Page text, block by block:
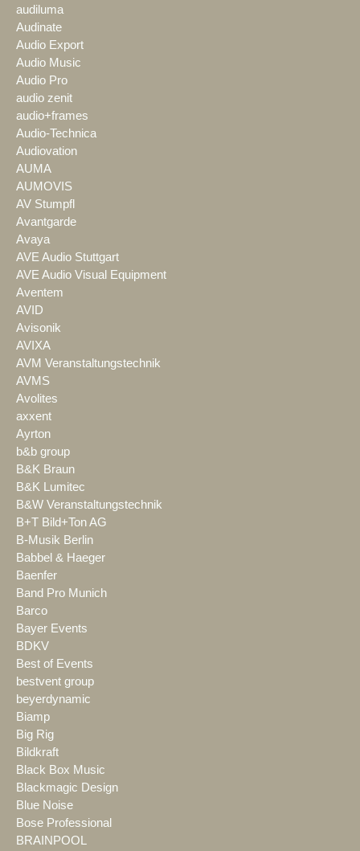
audiluma
Audinate
Audio Export
Audio Music
Audio Pro
audio zenit
audio+frames
Audio-Technica
Audiovation
AUMA
AUMOVIS
AV Stumpfl
Avantgarde
Avaya
AVE Audio Stuttgart
AVE Audio Visual Equipment
Aventem
AVID
Avisonik
AVIXA
AVM Veranstaltungstechnik
AVMS
Avolites
axxent
Ayrton
b&b group
B&K Braun
B&K Lumitec
B&W Veranstaltungstechnik
B+T Bild+Ton AG
B-Musik Berlin
Babbel & Haeger
Baenfer
Band Pro Munich
Barco
Bayer Events
BDKV
Best of Events
bestvent group
beyerdynamic
Biamp
Big Rig
Bildkraft
Black Box Music
Blackmagic Design
Blue Noise
Bose Professional
BRAINPOOL